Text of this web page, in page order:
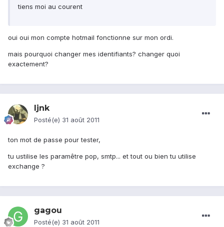
tiens moi au courent
oui oui mon compte hotmail fonctionne sur mon ordi.
mais pourquoi changer mes identifiants? changer quoi
exactement?
ljnk
Posté(e) 31 août 2011
ton mot de passe pour tester,
tu ustilise les paramêtre pop, smtp... et tout ou bien tu utilise
exchange ?
gagou
Posté(e) 31 août 2011